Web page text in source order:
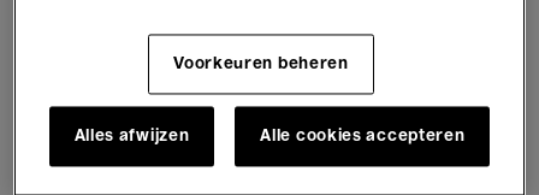
Voor iedereen Kids’ Palace
Onderwijs Rondleidingen
Voorkeuren beheren
Alles afwijzen Alle cookies accepteren